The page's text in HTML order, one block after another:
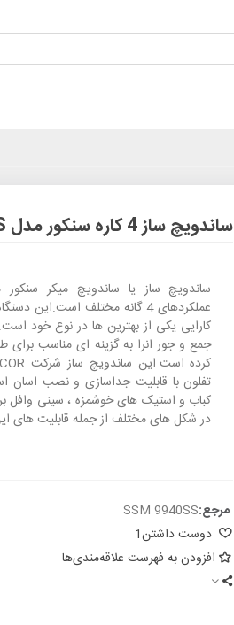
ساندویچ ساز 4 کاره سنکور مدل SSM 9940SS
عملکردهای 4 گانه مختلف
کارایی یکی از بهترین ها در نوع خود
جمع و جور انرا به گزینه ای مناسب برای
تفلون با قابلیت جداسازی و نصب
کباب و استیک های خوشمزه ، سینی وافل
در شکل های مختلف از جمله قابلیت های
مرجع:SSM 9940SS
دوست داشتن1
افزودن به فهرست علاقه‌مندی‌ها